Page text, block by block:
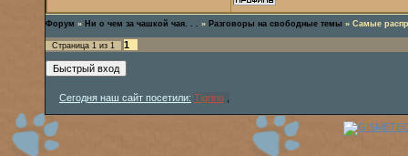
Форум » Ни о чем за чашкой чая. . . » Разговоры на свободные темы » Самые
Страница 1 из 1 1
Сегодня наш сайт посетили: Tigrino